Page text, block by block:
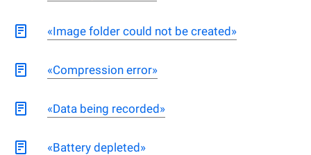
«Image folder could not be created»
«Compression error»
«Data being recorded»
«Battery depleted»